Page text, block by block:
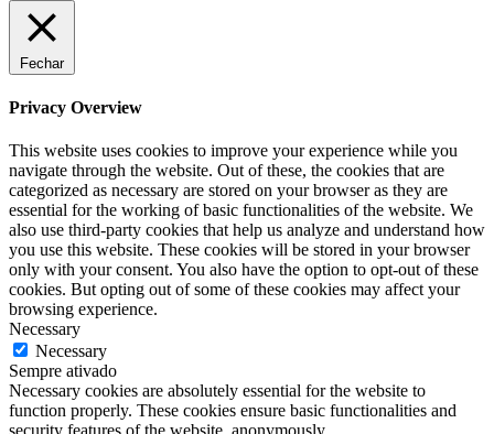
Fechar
Privacy Overview
This website uses cookies to improve your experience while you
navigate through the website. Out of these, the cookies that are
categorized as necessary are stored on your browser as they are
essential for the working of basic functionalities of the website. We
also use third-party cookies that help us analyze and understand how
you use this website. These cookies will be stored in your browser
only with your consent. You also have the option to opt-out of these
cookies. But opting out of some of these cookies may affect your
browsing experience.
Necessary
Necessary
Sempre ativado
Necessary cookies are absolutely essential for the website to
function properly. These cookies ensure basic functionalities and